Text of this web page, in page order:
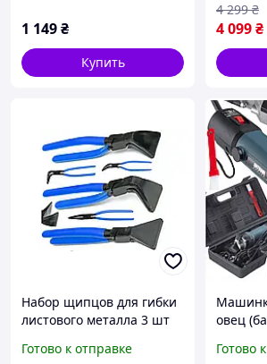
1 149₴
Купить
4 099₴
4 299 ₴
Набор щипцов для гибки
листового металла 3 шт
Готово к отправке
овец
Готово